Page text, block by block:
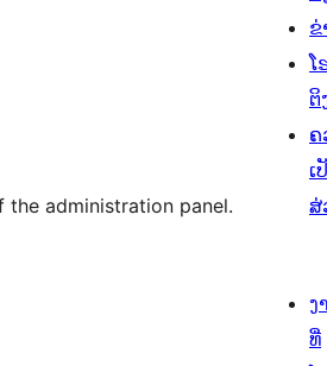
administration panel.
ຂ່
ໂ
ຕິ
ຄ
ເ
ສ່
ງ
ທີ່